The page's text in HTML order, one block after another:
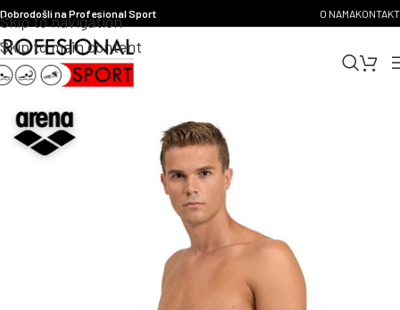
Skip to navigation
Skip to main content
Dobrodošli na Profesional Sport O NAMAKONTAKT